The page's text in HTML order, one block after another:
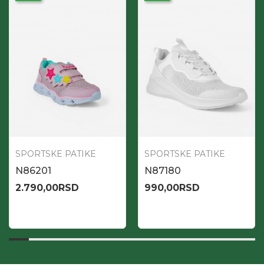
SPORTSKE PATIKE
N86201
2.790,00RSD
SPORTSKE PATIKE
N87180
990,00RSD